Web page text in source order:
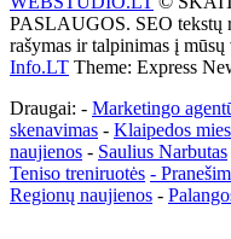
PASLAUGOS. SEO tekstų
rašymas ir talpinimas į
Info.LT Theme: Express
Draugai: - Marketingo
skenavimas - Klaipedos
naujienos - Saulius Narbutas
Teniso treniruotės -
Regionų naujienos -